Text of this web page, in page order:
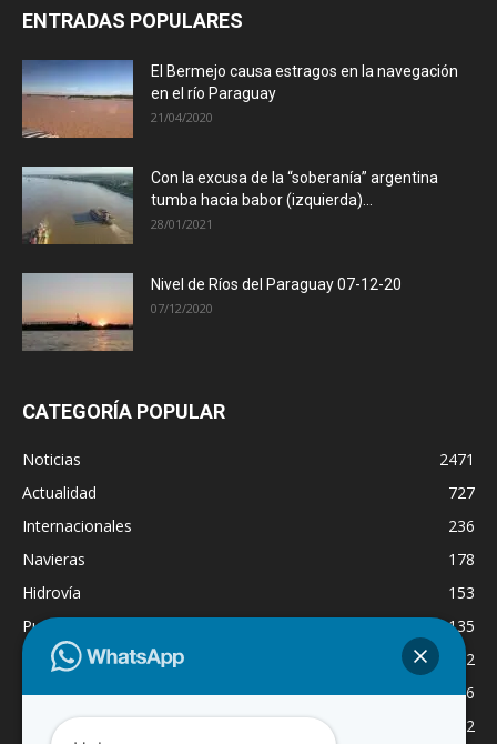
ENTRADAS POPULARES
El Bermejo causa estragos en la navegación
en el río Paraguay
21/04/2020
Con la excusa de la “soberanía” argentina
tumba hacia babor (izquierda)...
28/01/2021
Nivel de Ríos del Paraguay 07-12-20
07/12/2020
CATEGORÍA POPULAR
Noticias
2471
Actualidad
727
Internacionales
236
Navieras
178
Hidrovía
153
Puertos
135
Economía
132
Nacionales
126
Dragado
122